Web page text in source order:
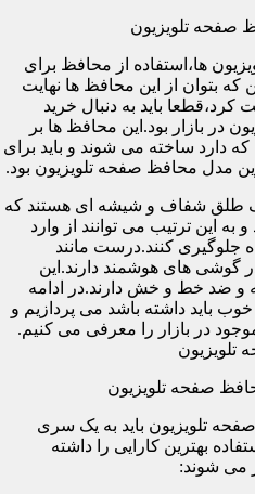
صفحه تلویزیون
ها،استفاده از محافظ برای
بتوان از این محافظ ها نهایت
کرد،قطعا باید به دنبال خرید
در بازار بود.این محافظ ها بر
دارد ساخته می شوند و باید برای
مدل محافظ صفحه تلویزیون بود.
طلق شفاف و شیشه ای هستند که
این ترتیب می توانند از وارد
جلوگیری کنند.درست مانند
های هوشمند دارند.این
ضد خط و خش دارند.در ادامه
باید داشته باشد می پردازیم و
در بازار را معرفی می کنیم.
تلویزیون
صفحه تلویزیون
تلویزیون باید به یک سری
بهترین کارایی را داشته
می شوند: